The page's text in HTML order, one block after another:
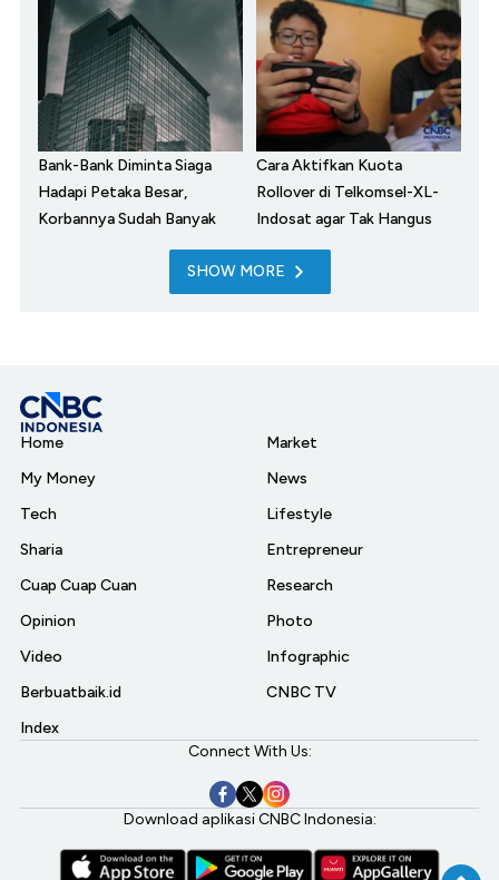
Bank-Bank Diminta Siaga
Hadapi Petaka Besar,
Korbannya Sudah Banyak
Cara Aktifkan Kuota
Rollover di Telkomsel-XL-
Indosat agar Tak Hangus
SHOW MORE
Home
My Money
Tech
Sharia
Cuap Cuap Cuan
Opinion
Video
Berbuatbaik.id
Index
Market
News
Lifestyle
Entrepreneur
Research
Photo
Infographic
CNBC TV
Connect With Us:
Download aplikasi CNBC Indonesia: